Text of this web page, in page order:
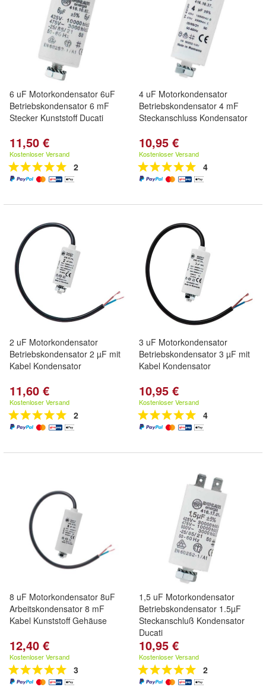
6 uF Motorkondensator 6uF
Betriebskondensator 6 mF
Stecker Kunststoff Ducati
11,50 €
Kostenloser Versand
2
4 uF Motorkondensator
Betriebskondensator 4 mF
Steckanschluss Kondensator
10,95 €
Kostenloser Versand
4
2 uF Motorkondensator
Betriebskondensator 2 µF mit
Kabel Kondensator
11,60 €
Kostenloser Versand
2
3 uF Motorkondensator
Betriebskondensator 3 µF mit
Kabel Kondensator
10,95 €
Kostenloser Versand
4
8 uF Motorkondensator 8uF
Arbeitskondensator 8 mF
Kabel Kunststoff Gehäuse
12,40 €
Kostenloser Versand
3
1,5 uF Motorkondensator
Betriebskondensator 1.5µF
Steckanschluß Kondensator
Ducati
10,95 €
Kostenloser Versand
2